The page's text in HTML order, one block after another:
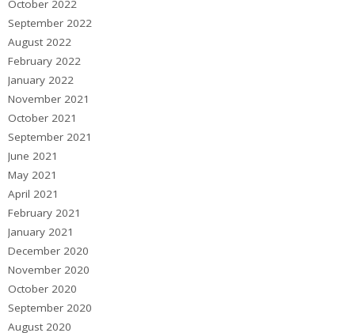
October 2022
September 2022
August 2022
February 2022
January 2022
November 2021
October 2021
September 2021
June 2021
May 2021
April 2021
February 2021
January 2021
December 2020
November 2020
October 2020
September 2020
August 2020